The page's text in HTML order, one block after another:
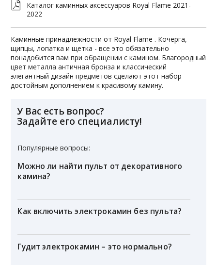
Каталог каминных аксессуаров Royal Flame 2021-
2022
Каминные принадлежности от Royal Flame . Кочерга,
щипцы, лопатка и щетка - все это обязательно
понадобится вам при обращении с камином. Благородный
цвет металла античная бронза и классический
элегантный дизайн предметов сделают этот набор
достойным дополнением к красивому камину.
У Вас есть вопрос?
Задайте его специалисту!
Популярные вопросы:
Можно ли найти пульт от декоративного
камина?
Как включить электрокамин без пульта?
Гудит электрокамин – это нормально?